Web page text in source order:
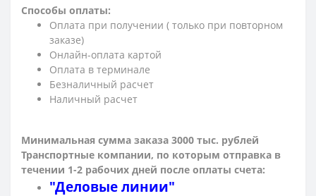
Способы оплаты:
Оплата при получении ( только при повторном
заказе)
Онлайн-оплата картой
Оплата в терминале
Безналичный расчет
Наличный расчет
Минимальная сумма заказа 3000 тыс. рублей
Транспортные компании, по которым отправка в
течении 1-2 рабочих дней после оплаты счета:
"Деловые линии"